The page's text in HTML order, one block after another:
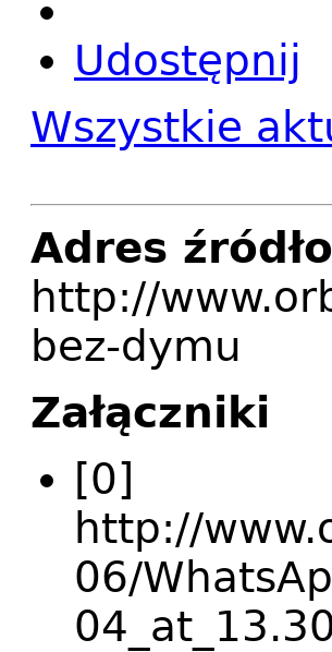
Udostępnij
Wszystkie
Adres
http://
bez-dymu
Załączniki
[0]
http://
06/